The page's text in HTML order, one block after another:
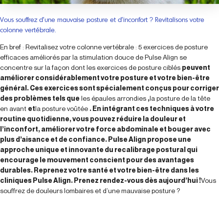
Vous souffrez d’une mauvaise posture et d’inconfort ? Revitalisons votre
colonne vertébrale.
En bref : Revitalisez votre colonne vertébrale : 5 exercices de posture
efficaces améliorés par la stimulation douce de Pulse Align se
concentre sur la façon dont les exercices de posture ciblés peuvent
améliorer considérablement votre posture et votre bien-être
général. Ces exercices sont spécialement conçus pour corriger
des problèmes tels queles épaules arrondies ,la posture de la tête
en avant etla posture voûtée . En intégrant ces techniques à votre
routine quotidienne, vous pouvez réduire la douleur et
l’inconfort, améliorer votre force abdominale et bouger avec
plus d’aisance et de confiance. Pulse Align propose une
approche unique et innovante du recalibrage postural qui
encourage le mouvement conscient pour des avantages
durables. Reprenez votre santé et votre bien-être dans les
cliniques Pulse Align. Prenez rendez-vous dès aujourd’hui !Vous
souffrez de douleurs lombaires et d’une mauvaise posture ?